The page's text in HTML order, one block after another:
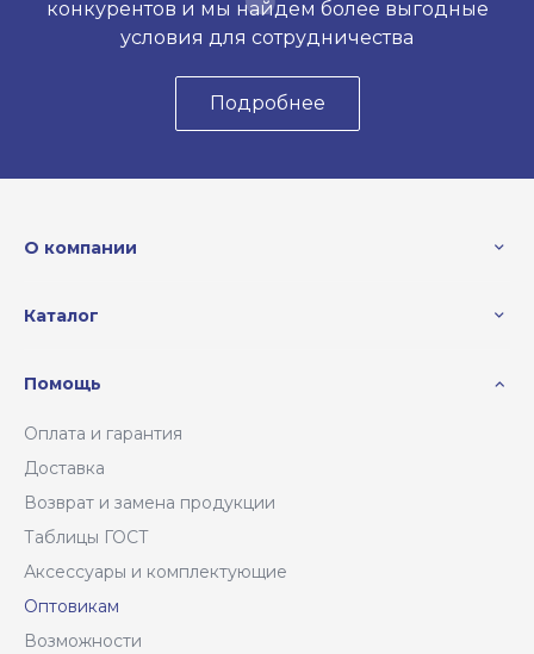
конкурентов и мы найдем более выгодные
условия для сотрудничества
Подробнее
О компании
Каталог
Помощь
Оплата и гарантия
Доставка
Возврат и замена продукции
Таблицы ГОСТ
Аксессуары и комплектующие
Оптовикам
Возможности